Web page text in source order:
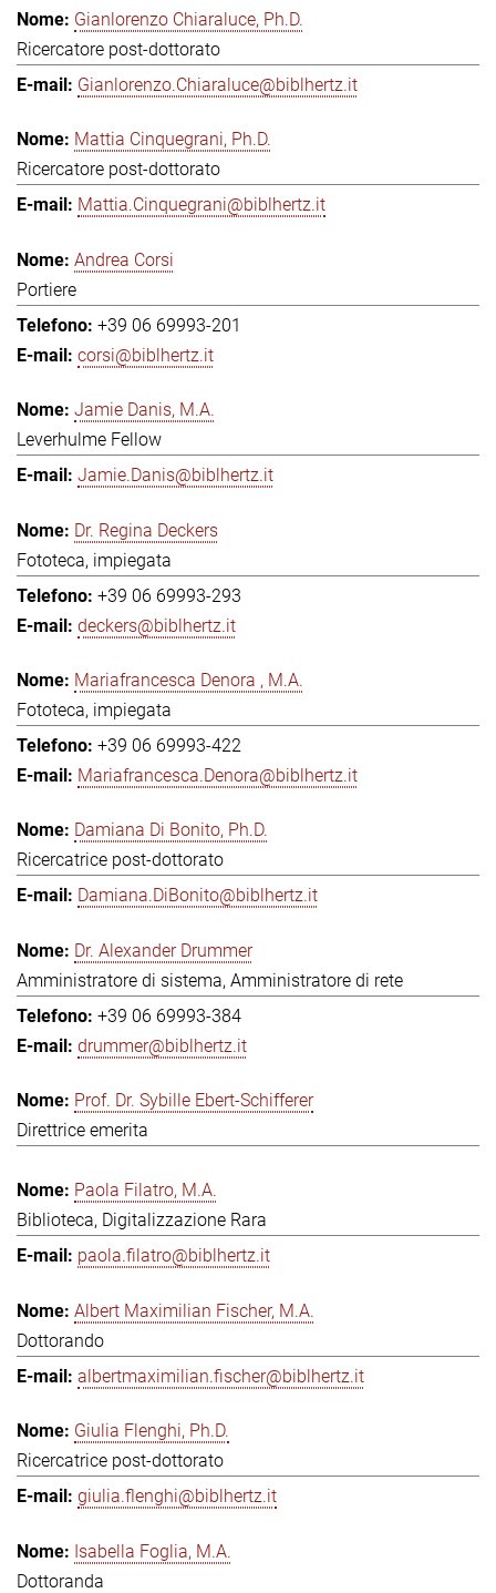
Gianlorenzo Chiaraluce, Ph.D.
Ricercatore post-dottorato
Gianlorenzo.Chiaraluce@biblhertz.it
Mattia Cinquegrani, Ph.D.
Ricercatore post-dottorato
Mattia.Cinquegrani@biblhertz.it
Andrea Corsi
Portiere
+39 06 69993-201
corsi@biblhertz.it
Jamie Danis, M.A.
Leverhulme Fellow
Jamie.Danis@biblhertz.it
Dr. Regina Deckers
Fototeca, impiegata
+39 06 69993-293
deckers@biblhertz.it
Mariafrancesca Denora , M.A.
Fototeca, impiegata
+39 06 69993-422
Mariafrancesca.Denora@biblhertz.it
Damiana Di Bonito, Ph.D.
Ricercatrice post-dottorato
Damiana.DiBonito@biblhertz.it
Dr. Alexander Drummer
Amministratore di sistema, Amministratore di rete
+39 06 69993-384
drummer@biblhertz.it
Prof. Dr. Sybille Ebert-Schifferer
Direttrice emerita
Paola Filatro, M.A.
Biblioteca, Digitalizzazione Rara
paola.filatro@biblhertz.it
Albert Maximilian Fischer, M.A.
Dottorando
albertmaximilian.fischer@biblhertz.it
Giulia Flenghi, Ph.D.
Ricercatrice post-dottorato
giulia.flenghi@biblhertz.it
Isabella Foglia, M.A.
Dottoranda